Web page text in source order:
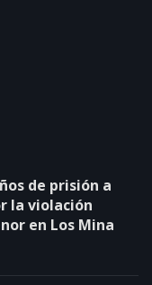
de prisión a
la violación
en Los Mina